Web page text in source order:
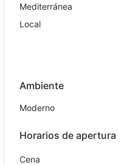
Mediterránea
Local
Ambiente
Moderno
Horarios de apertura
Cena